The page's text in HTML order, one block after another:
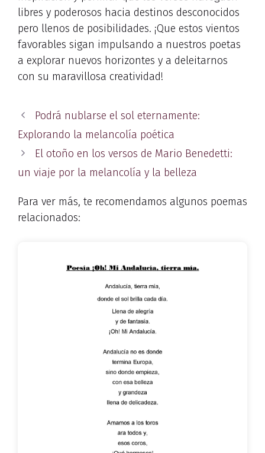
libres y poderosos hacia destinos desconocidos
pero llenos de posibilidades. ¡Que estos vientos
favorables sigan impulsando a nuestros poetas
a explorar nuevos horizontes y a deleitarnos
con su maravillosa creatividad!
Podrá nublarse el sol eternamente:
Explorando la melancolía poética
El otoño en los versos de Mario Benedetti:
un viaje por la melancolía y la belleza
Para ver más, te recomendamos algunos poemas
relacionados: